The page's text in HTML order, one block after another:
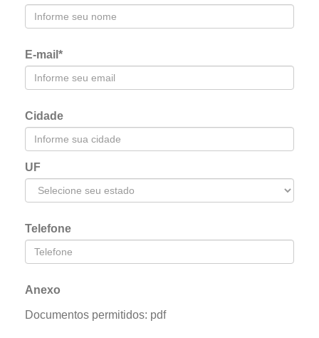
E-mail*
Cidade
UF
Telefone
Anexo
Documentos permitidos: pdf